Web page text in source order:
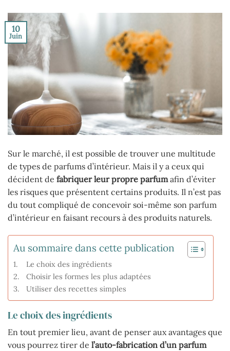
10
Juin
Sur le marché, il est possible de trouver une multitude
de types de parfums d’intérieur. Mais il y a ceux qui
décident de fabriquer leur propre parfumafin d’éviter
les risques que présentent certains produits. Il n’est pas
du tout compliqué de concevoir soi-même son parfum
d’intérieur en faisant recours à des produits naturels.
Au sommaire dans cette publication
Le choix des ingrédients
Choisir les formes les plus adaptées
Utiliser des recettes simples
Le choix des ingrédients
En tout premier lieu, avant de penser aux avantages que
vous pourrez tirer de l’auto-fabrication d’un parfum